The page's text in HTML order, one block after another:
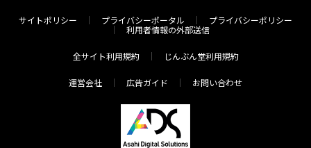
サイトポリシー プライバシーポータル
プライバシーポリシー
利用者情報の外部送信
全サイト利用規約 じんぶん堂利用規約
運営会社 広告ガイド お問い合わせ